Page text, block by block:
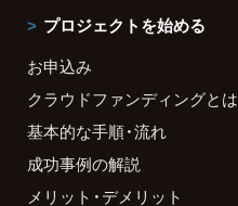
プロジェクトを始める
お申込み
クラウドファンディングとは
基本的な手順・流れ
成功事例の解説
メリット・デメリット